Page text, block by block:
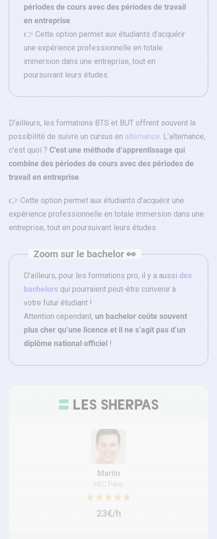
périodes de cours avec des périodes de travail
en entreprise.
👉 Cette option permet aux étudiants d’acquérir
une expérience professionnelle en totale
immersion dans une entreprise, tout en
poursuivant leurs études.
D’ailleurs, les formations BTS et BUT offrent souvent la
possibilité de suivre un cursus en alternance. L’alternance,
c’est quoi ? C’est une méthode d’apprentissage qui
combine des périodes de cours avec des périodes de
travail en entreprise.
👉 Cette option permet aux étudiants d’acquérir une
expérience professionnelle en totale immersion dans une
entreprise, tout en poursuivant leurs études.
Zoom sur le bachelor 👀
D’ailleurs, pour les formations pro, il y a aussi des
bachelors qui pourraient peut-être convenir à
votre futur étudiant !
Attention cependant, un bachelor coûte souvent
plus cher qu’une licence et il ne s’agit pas d’un
diplôme national officiel !
Martin
HEC Paris
23€/h